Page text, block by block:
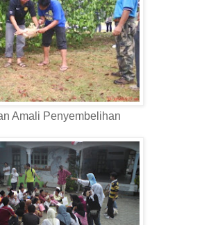
Amali Penyembelihan